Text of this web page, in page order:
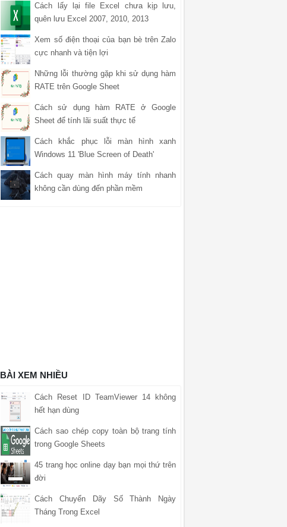
Cách lấy lại file Excel chưa kịp lưu,
quên lưu Excel 2007, 2010, 2013
Xem số điện thoại của bạn bè trên Zalo
cực nhanh và tiện lợi
Những lỗi thường gặp khi sử dụng hàm
RATE trên Google Sheet
Cách sử dụng hàm RATE ở Google
Sheet để tính lãi suất thực tế
Cách khắc phục lỗi màn hình xanh
Windows 11 'Blue Screen of Death'
Cách quay màn hình máy tính nhanh
không cần dùng đến phần mềm
BÀI XEM NHIỀU
Cách Reset ID TeamViewer 14 không
hết hạn dùng
Cách sao chép copy toàn bộ trang tính
trong Google Sheets
45 trang học online dạy bạn mọi thứ trên
đời
Cách Chuyển Dãy Số Thành Ngày
Tháng Trong Excel